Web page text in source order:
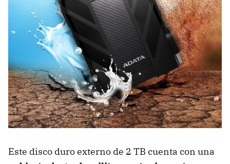
Este disco duro externo de 2 TB cuenta con una